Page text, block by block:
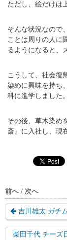
ただし、絵だけは
そんな状況なので
ことは周りの人に
るようになると、
こうして、社会復
染めに興味を持ち
科に進学しました。
その後、草木染め
斎』に入社し、現
前へ / 次へ
吉川雄太 ガチ
柴田千代 チーズ